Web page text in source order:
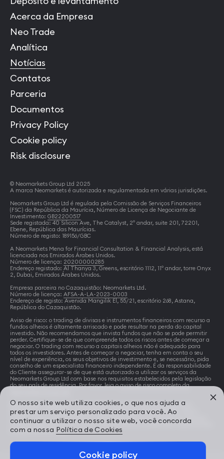
Acerca da Empresa
Neo Trade
Analítica
Notícias
Contatos
Parceria
Documentos
Privacy Policy
Cookie policy
Risk disclosure
© Neomarkets Group Ltd 2025
A marca Neomarkets é autorizada e regulamentada em várias jurisdições.
Neomarkets Group Ltd é regulada pela Comissão de Serviços Financeiros
(FSC) da República da Maurícia, Número de Licença de Negociante de
Investimento: GB22200517
Sede registada: 40 Silicon Ave, The Catalyst, 2º andar, suite 201, 72201,
Ebene, República das Maurícias.
Número de registo: 189156/GBC
A Neomarkets Mena for Financial Consultation & Financial Analysis, está
licenciada nos Emirados Árabes Unidos.
Número de licença: 20200000285
Endereço registado: Al Thanya 3, Greens, escritório 1112, 11º andar, torre Onyx
2, Dubai, Emirados Árabes Unidos.
Empresa parceira no Cazaquistão: Neomarkets Ltd.
Número de licença: AFSA-A-LA-2023-0003
Endereço de registo: Avenida Mangilik El, 55/21, escritório 268, Astana,
República do Cazaquistão.
Aviso de risco: o trading de divisas e instrumentos financeiros com recurso a
fundos alheios é altamente arriscado e pode resultar na perda do capital
investido. Não recomendamos que invista fundos que não se pode permitir
perder. Certifique-se de que compreende todos os riscos antes de começar a
negociar. O trading com recurso a capitais alheios não é adequado para
todos os investidores. Antes de começar a negociar, tenha em conta o seu
nível de experiência, os seus objetivos de investimento e, se necessário, pida
conselho de um especialista financeiro independente. É da responsabilidade
do Cliente assegurar-se de que está autorizado a utilizar os serviços da
Neomarkets Group Ltd com base nos requisitos estabelecidos pela legislação
do seu país de residência. Por favor, leia oaviso de risco completo da
Restrições regionais:A Neomarkets Group Ltd não fornece serviços
financeiros a residentes dos EUA e seus territórios, Canadá, RPDC, Reino
Unido e alguns outros países. A visita a este sítio e a utilização dos serviços
pode ser ilegal (proibida) no país onde se encontra e pode estar sujeita às leis
e regulamentos locais.
O nosso site web utiliza cookies, o que nos ajuda a
prestar um serviço personalizado para você. Ao
continuar a utilizar o nosso site web, você concorda
com a nossa Política de Cookies
Cookie policy